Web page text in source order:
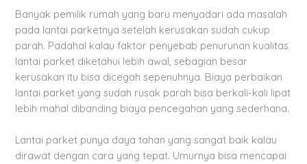
Banyak pemilik rumah yang baru menyadari ada masalah
pada lantai parketnya setelah kerusakan sudah cukup
parah. Padahal kalau faktor penyebab penurunan kualitas
lantai parket diketahui lebih awal, sebagian besar
kerusakan itu bisa dicegah sepenuhnya. Biaya perbaikan
lantai parket yang sudah rusak parah bisa berkali-kali lipat
lebih mahal dibanding biaya pencegahan yang sederhana.
Lantai parket punya daya tahan yang sangat baik kalau
dirawat dengan cara yang tepat. Umurnya bisa mencapai